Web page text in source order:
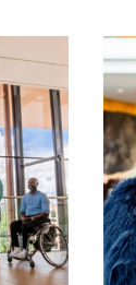
informatie
advertenties.
delen jouw
en
Google